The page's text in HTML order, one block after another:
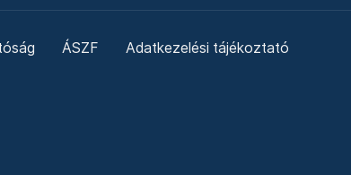
ÁSZF Adatkezelési tájékoztató